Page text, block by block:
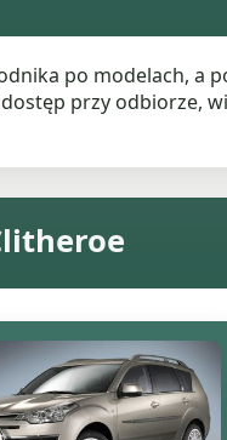
po modelach, a
przy odbiorze,